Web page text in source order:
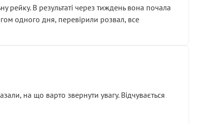
рейку. В результаті через тиждень вона почала
одного дня, перевірили розвал, все
на що варто звернути увагу. Відчувається